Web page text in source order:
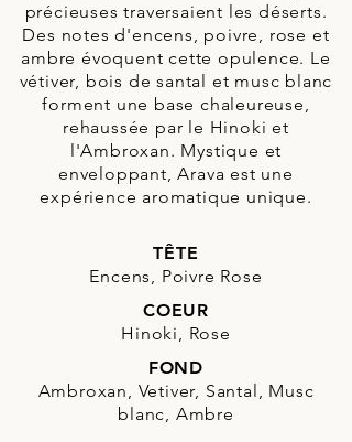
précieuses traversaient les déserts.
Des notes d'encens, poivre, rose et
ambre évoquent cette opulence. Le
vétiver, bois de santal et musc blanc
forment une base chaleureuse,
rehaussée par le Hinoki et
l'Ambroxan. Mystique et
enveloppant, Arava est une
expérience aromatique unique.
TÊTE
Encens, Poivre Rose
COEUR
Hinoki, Rose
FOND
Ambroxan, Vetiver, Santal, Musc
blanc, Ambre